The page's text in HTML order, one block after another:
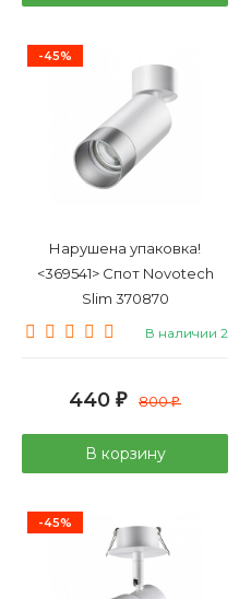
-45%
Нарушена упаковка!
<369541> Спот Novotech
Slim 370870
В наличии 2
440 ₽ 800₽
В корзину
-45%